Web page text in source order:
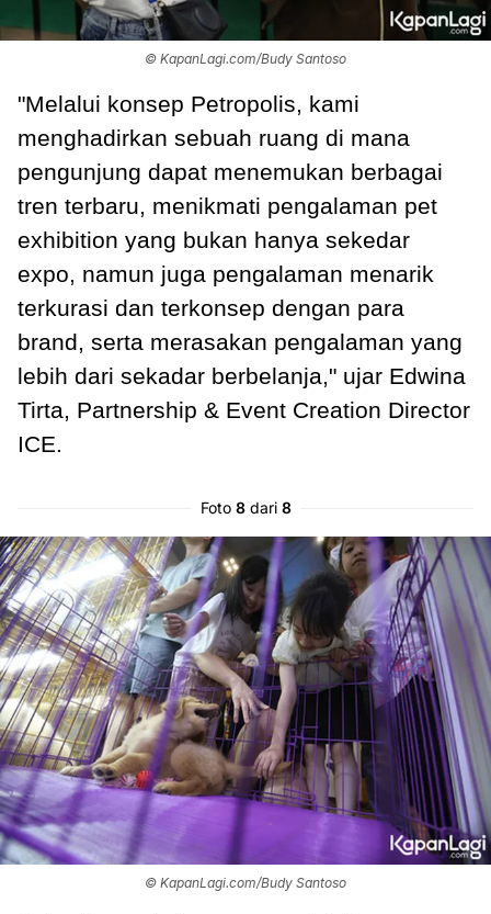
© KapanLagi.com/Budy Santoso
"Melalui konsep Petropolis, kami
menghadirkan sebuah ruang di mana
pengunjung dapat menemukan berbagai
tren terbaru, menikmati pengalaman pet
exhibition yang bukan hanya sekedar
expo, namun juga pengalaman menarik
terkurasi dan terkonsep dengan para
brand, serta merasakan pengalaman yang
lebih dari sekadar berbelanja," ujar Edwina
Tirta, Partnership & Event Creation Director
ICE.
Foto 8dari 8
© KapanLagi.com/Budy Santoso